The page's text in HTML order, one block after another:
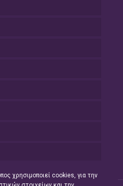
χρησιμοποιεί cookies, για την